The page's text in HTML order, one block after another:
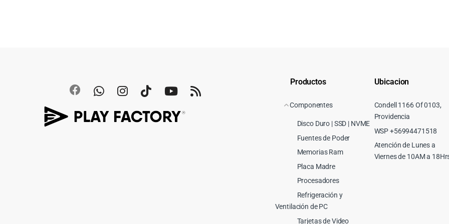
Productos
Componentes
Disco Duro | SSD | NVME
Fuentes de Poder
Memorias Ram
Placa Madre
Procesadores
Refrigeración y
Ventilación de PC
Tarjetas de Video
Ubicacion
Condell 1166 Of 0103,
Providencia
WSP +56994471518
Atención de Lunes a
Viernes de 10AM a